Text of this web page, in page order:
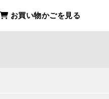
お買い物かごを見る